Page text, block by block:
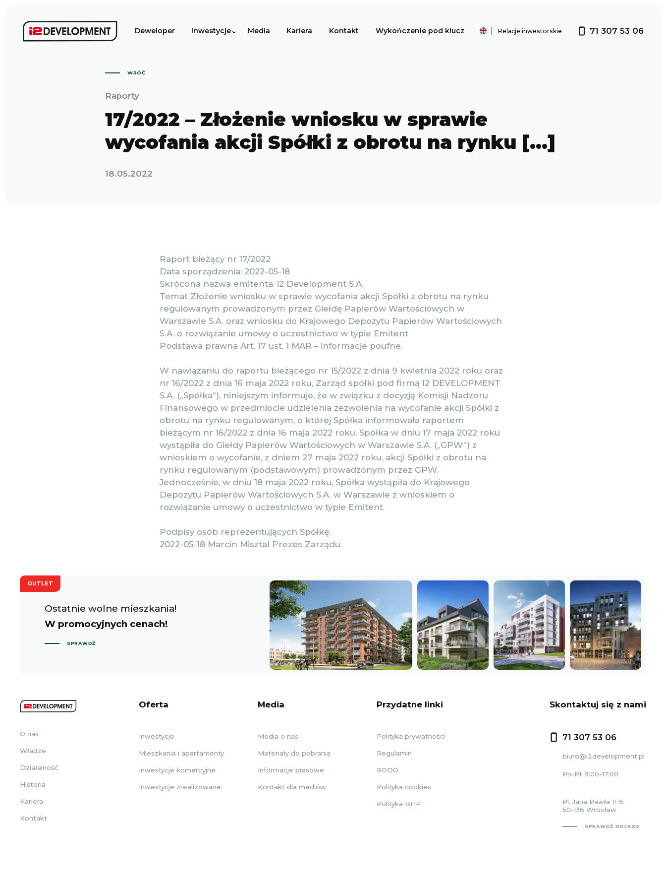
Deweloper Inwestycje Media Kariera Kontakt Wykończenie pod klucz Investor relations
Relacje inwestorskie 71 307 53 06
WRÓĆ
Raporty
17/2022 – Złożenie wniosku w sprawie
wycofania akcji Spółki z obrotu na rynku […]
18.05.2022
Raport bieżący nr 17/2022
Data sporządzenia: 2022-05-18
Skrócona nazwa emitenta: i2 Development S.A.
Temat Złożenie wniosku w sprawie wycofania akcji Spółki z obrotu na rynku
regulowanym prowadzonym przez Giełdę Papierów Wartościowych w
Warszawie S.A. oraz wniosku do Krajowego Depozytu Papierów Wartościowych
S.A. o rozwiązanie umowy o uczestnictwo w typie Emitent
Podstawa prawna Art. 17 ust. 1 MAR – informacje poufne.
W nawiązaniu do raportu bieżącego nr 15/2022 z dnia 9 kwietnia 2022 roku oraz
nr 16/2022 z dnia 16 maja 2022 roku, Zarząd spółki pod firmą I2 DEVELOPMENT
S.A. („Spółka”), niniejszym informuje, że w związku z decyzją Komisji Nadzoru
Finansowego w przedmiocie udzielenia zezwolenia na wycofanie akcji Spółki z
obrotu na rynku regulowanym, o której Spółka informowała raportem
bieżącym nr 16/2022 z dnia 16 maja 2022 roku, Spółka w dniu 17 maja 2022 roku
wystąpiła do Giełdy Papierów Wartościowych w Warszawie S.A. („GPW”) z
wnioskiem o wycofanie, z dniem 27 maja 2022 roku, akcji Spółki z obrotu na
rynku regulowanym (podstawowym) prowadzonym przez GPW.
Jednocześnie, w dniu 18 maja 2022 roku, Spółka wystąpiła do Krajowego
Depozytu Papierów Wartościowych S.A. w Warszawie z wnioskiem o
rozwiązanie umowy o uczestnictwo w typie Emitent.
Podpisy osób reprezentujących Spółkę:
2022-05-18 Marcin Misztal Prezes Zarządu
OUTLET
Ostatnie wolne mieszkania!
W promocyjnych cenach!
SPRAWDŹ
O nas
Władze
Działalność
Historia
Kariera
Kontakt
Oferta
Inwestycje
Mieszkania i apartamenty
Inwestycje komercyjne
Inwestycje zrealizowane
Media
Media o nas
Materiały do pobrania
Informacje prasowe
Kontakt dla mediów
Przydatne linki
Polityka prywatności
Regulamin
RODO
Polityka cookies
Polityka BHP
Skontaktuj się z nami
71 307 53 06
biuro@i2development.pl
Pn-Pt 9:00-17:00
Pl. Jana Pawła II 15
50-136 Wrocław
SPRAWDŹ DOJAZD